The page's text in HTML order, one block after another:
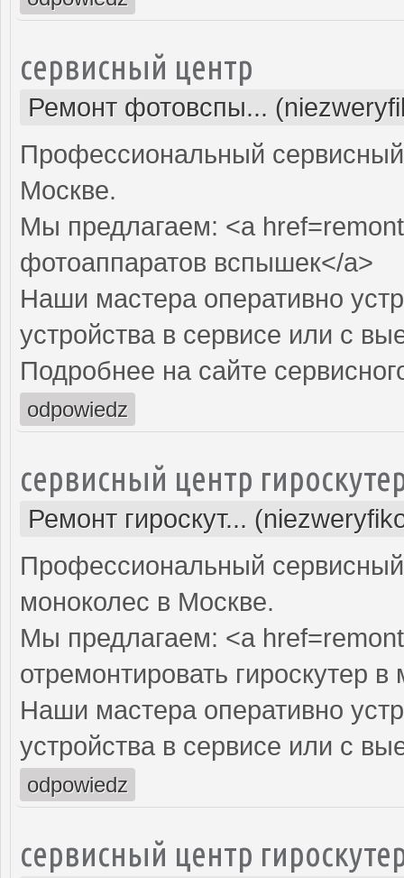
сервисный центр
Ремонт фотовспы...
Профессиональный
Москве.
Мы предлагаем: <a
фотоаппаратов вспышек</a>
Наши мастера оперативно
устройства в сервисе или с
Подробнее на сайте
odpowiedz
сервисный центр
Ремонт гироскут...
Профессиональный сервисный
моноколес в Москве.
Мы предлагаем: <a
отремонтировать гироскутер в
Наши мастера оперативно
устройства в сервисе или с
odpowiedz
сервисный центр